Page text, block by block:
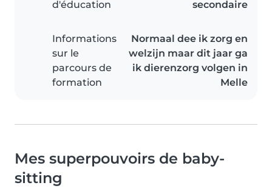
d'éducation
secondaire
Informations
sur le
parcours de
formation
Normaal dee ik zorg en
welzijn maar dit jaar ga
ik dierenzorg volgen in
Melle
Mes superpouvoirs de baby-
sitting